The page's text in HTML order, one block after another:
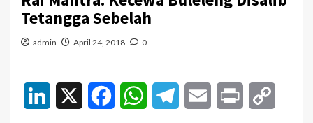
Tetangga Sebelah
admin April 24, 2018 0
LinkedIn FacebookWhatsAppTelegramEmail Print